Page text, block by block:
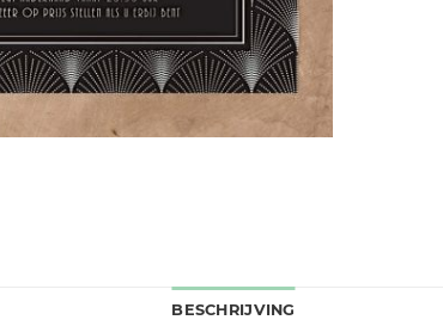
BESCHRIJVING